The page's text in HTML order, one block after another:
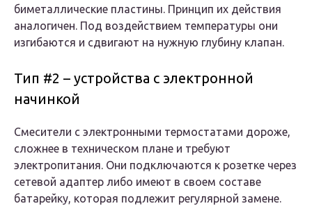
биметаллические пластины. Принцип их действия
аналогичен. Под воздействием температуры они
изгибаются и сдвигают на нужную глубину клапан.
Тип #2 – устройства с электронной
начинкой
Смесители с электронными термостатами дороже,
сложнее в техническом плане и требуют
электропитания. Они подключаются к розетке через
сетевой адаптер либо имеют в своем составе
батарейку, которая подлежит регулярной замене.